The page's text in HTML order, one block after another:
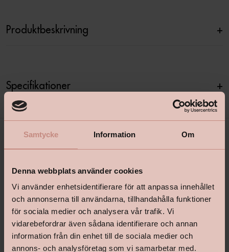
Samtycke Information Om
Denna webbplats använder cookies
Vi använder enhetsidentifierare för att anpassa innehållet
och annonserna till användarna, tillhandahålla funktioner
för sociala medier och analysera vår trafik. Vi
vidarebefordrar även sådana identifierare och annan
information från din enhet till de sociala medier och
annons- och analysföretag som vi samarbetar med.
Produktbeskrivning +
Specifikationer +
shop@happyhomes.se
Vanliga frågor & svar